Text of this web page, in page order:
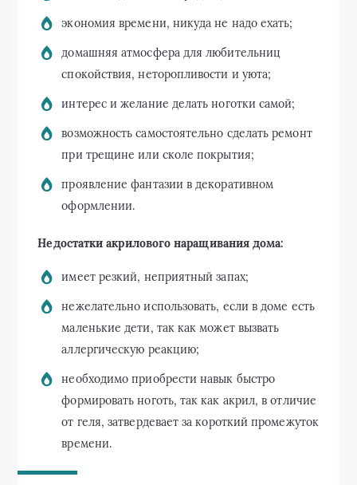
экономия времени, никуда не надо ехать;
домашняя атмосфера для любительниц
спокойствия, неторопливости и уюта;
интерес и желание делать ноготки самой;
возможность самостоятельно сделать ремонт
при трещине или сколе покрытия;
проявление фантазии в декоративном
оформлении.
Недостатки акрилового наращивания дома:
имеет резкий, неприятный запах;
нежелательно использовать, если в доме есть
маленькие дети, так как может вызвать
аллергическую реакцию;
необходимо приобрести навык быстро
формировать ноготь, так как акрил, в отличие
от геля, затвердевает за короткий промежуток
времени.